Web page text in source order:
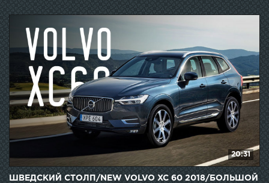
20:31
ШВЕДСКИЙ СТОЛП/NEW VOLVO XC 60 2018/БОЛЬШОЙ